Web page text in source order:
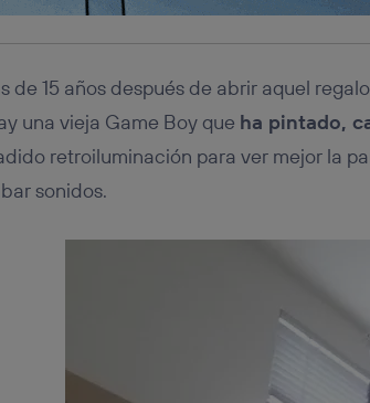
de 15 años después de abrir aquel
una vieja Game Boy que ha pintado,
retroiluminación para ver mejor la
sonidos.